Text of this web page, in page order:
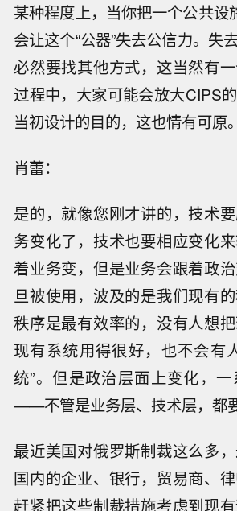
某种程度上，当你把一个公共设
会让这个“公器”失去公信力。失
必然要找其他方式，这当然有
过程中，大家可能会放大CIPS
当初设计的目的，这也情有可原。
肖蕾：
是的，就像您刚才讲的，技术
务变化了，技术也要相应变化
着业务变，但是业务会跟着政
旦被使用，波及的是我们现有
秩序是最有效率的，没有人想把
现有系统用得很好，也不会有
统”。但是政治层面上变化，
——不管是业务层、技术层，都
最近美国对俄罗斯制裁这么多
国内的企业、银行，贸易商、
赶紧把这些制裁措施考虑到现